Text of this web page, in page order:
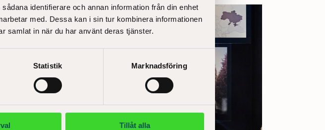
identifierare och annan information från din enhet
med. Dessa kan i sin tur kombinera informationen
samlat in när du har använt deras tjänster.
Statistik Marknadsföring
Tillåt alla